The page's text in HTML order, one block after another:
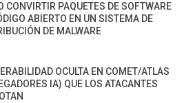
CONVIRTIR PAQUETES DE SOFTWARE
ABIERTO EN UN SISTEMA DE
DE MALWARE
OCULTA EN COMET/ATLAS
IA) QUE LOS ATACANTES